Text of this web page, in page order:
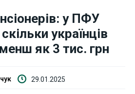
у ПФУ
українців
як 3 тис. грн
29.01.2025